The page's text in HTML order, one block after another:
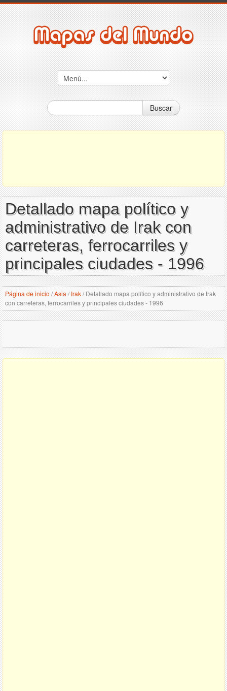
Buscar
Detallado mapa político y
administrativo de Irak con
carreteras, ferrocarriles y
principales ciudades - 1996
Página de inicio /Asia / Irak/Detallado mapa político y administrativo de Irak
con carreteras, ferrocarriles y principales ciudades - 1996